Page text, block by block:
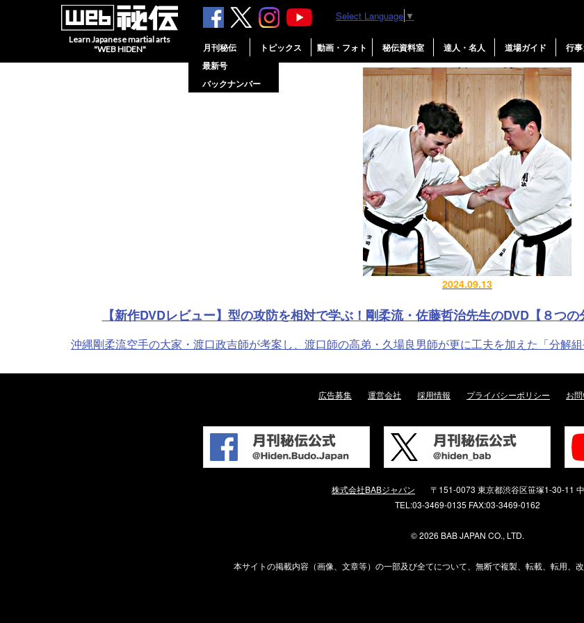
Learn Japanese martial arts
"WEB HIDEN"
月刊秘伝
最新号
バックナンバー
トピックス 動画・フォト 秘伝資料室 達人・名人 道場ガイド 行
Select Language ▼
2024.09.13
【新作DVDレビュー】型の攻防を相対で学ぶ！剛柔流・佐藤哲治先生のDVD【８つ
沖縄剛柔流空手の大家・渡口政吉師が考案し、渡口師の高弟・久場良男師が更に工夫を加えた「分解
広告募集 運営会社 採用情報 プライバシーポリシー お
株式会社BABジャパン
〒151-0073 東京都渋谷区笹塚1-30-11
TEL:03-3469-0135 FAX:03-3469-0162
©2026 BAB JAPAN CO., LTD.
本サイトの掲載内容（画像、文章等）の一部及び全てについて、無断で複製、転載、転用、